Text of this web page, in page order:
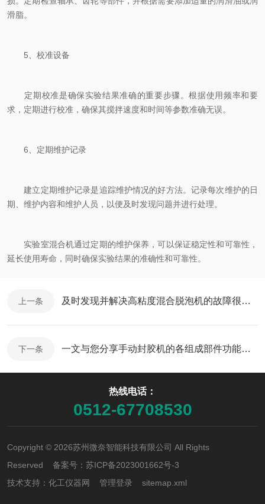
滑脂。
5、校准设备
定期校准是确保实验结果准确的重要步骤。根据使用频率和要
求，定期进行校准，确保其搅拌速度和时间等参数准确无误。
6、定期维护记录
建立定期维护记录是追踪维护情况的好方法。记录每次维护的日
期、维护内容和维护人员，以便及时发现问题并进行处理。
实验室混合机通过定期的维护保养，可以保证稳定性和可靠性，
延长使用寿命，同时确保实验结果的准确性和可靠性。
上一条 及时发现并解决高粘度混合脱泡机的故障很重要
下一条 一文与您分享手动封胶机的各组成部件功能特点
热线电话：
0512-67708530
Copyright © 2026苏州微奈智能科技有限公司 All Rights
Reserved 备案号： 苏ICP备2023001662号-3
技术支持： 化工仪器网 管理登录 sitemap.xml